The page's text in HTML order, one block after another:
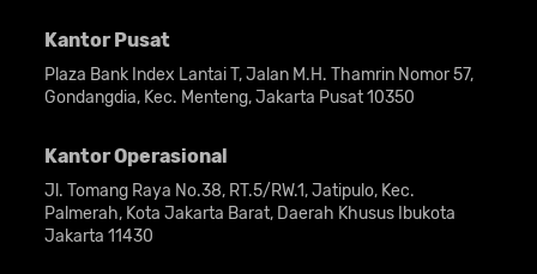
diletakkan bersebelahan, orang mungkin
akan sulit membedakan keduanya. Sebab
jika dilihat dari belakang, keduanya sangat
dihadirkan juga sama persis.
Di bagian belakang ada tiga buah kamera
Kantor Pusat
Plaza Bank Index Lantai T, Jalan M.H. Thamrin Nomor 57,
Gondangdia, Kec. Menteng, Jakarta Pusat 10350
Kantor Operasional
Jl. Tomang Raya No.38, RT.5/RW.1, Jatipulo, Kec.
Palmerah, Kota Jakarta Barat, Daerah Khusus Ibukota
Jakarta 11430